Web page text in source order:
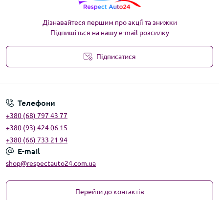
Дізнавайтеся першим про акції та знижки
Підпишіться на нашу e-mail розсилку
Підписатися
Телефони
+380 (68) 797 43 77
+380 (93) 424 06 15
+380 (66) 733 21 94
E-mail
shop@respectauto24.com.ua
Перейти до контактів